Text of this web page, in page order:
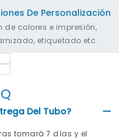
De Personalización
de colores e impresión,
etiquetado etc.
Del Tubo?
tomará 7 días y el